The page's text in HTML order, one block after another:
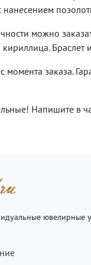
можно
кириллица.
заказа.
Напишите в
ювелирные